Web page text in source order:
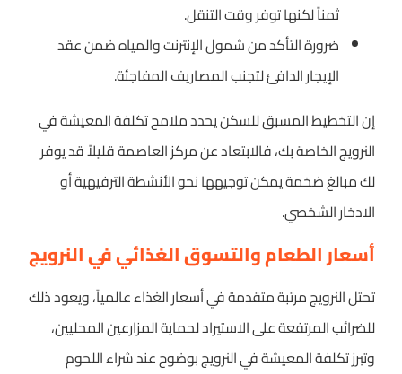
ثمناً لكنها توفر وقت التنقل.
ضرورة التأكد من شمول الإنترنت والمياه ضمن عقد
الإيجار الدافئ لتجنب المصاريف المفاجئة.
إن التخطيط المسبق للسكن يحدد ملامح تكلفة المعيشة في
النرويج الخاصة بك، فالابتعاد عن مركز العاصمة قليلاً قد يوفر
لك مبالغ ضخمة يمكن توجيهها نحو الأنشطة الترفيهية أو
الادخار الشخصي.
أسعار الطعام والتسوق الغذائي في النرويج
تحتل النرويج مرتبة متقدمة في أسعار الغذاء عالمياً، ويعود ذلك
للضرائب المرتفعة على الاستيراد لحماية المزارعين المحليين،
وتبرز تكلفة المعيشة في النرويج بوضوح عند شراء اللحوم